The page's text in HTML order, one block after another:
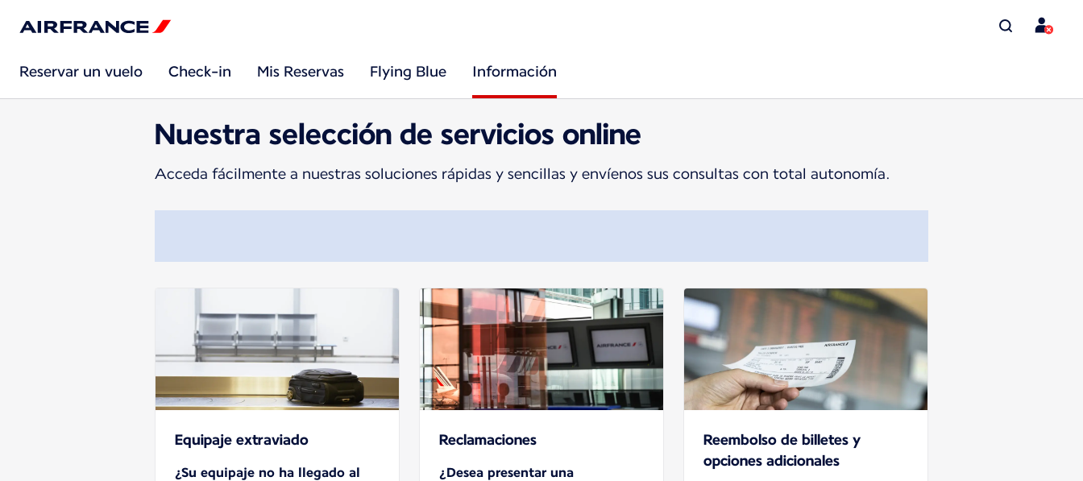
Reservar un vuelo Check-in Mis Reservas Flying Blue Información
Nuestra selección de servicios online
Acceda fácilmente a nuestras soluciones rápidas y sencillas y envíenos sus consultas con total autonomía.
Equipaje extraviado
¿Su equipaje no ha llegado al
Reclamaciones
¿Desea presentar una
Reembolso de billetes y
opciones adicionales